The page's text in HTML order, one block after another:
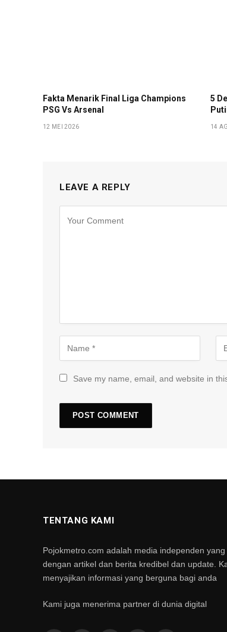
Fakta Menarik Final Liga Champions
PSG Vs Arsenal
12 MEI 2026
5
14
LEAVE A REPLY
Save my name, email, and website in
TENTANG KAMI
Pojokmetro.com adalah media independen
dengan artikel dan berita kredibel dan update.
menyajikan informasi yang berguna bagi anda
Kami juga menerima partner di dunia digital